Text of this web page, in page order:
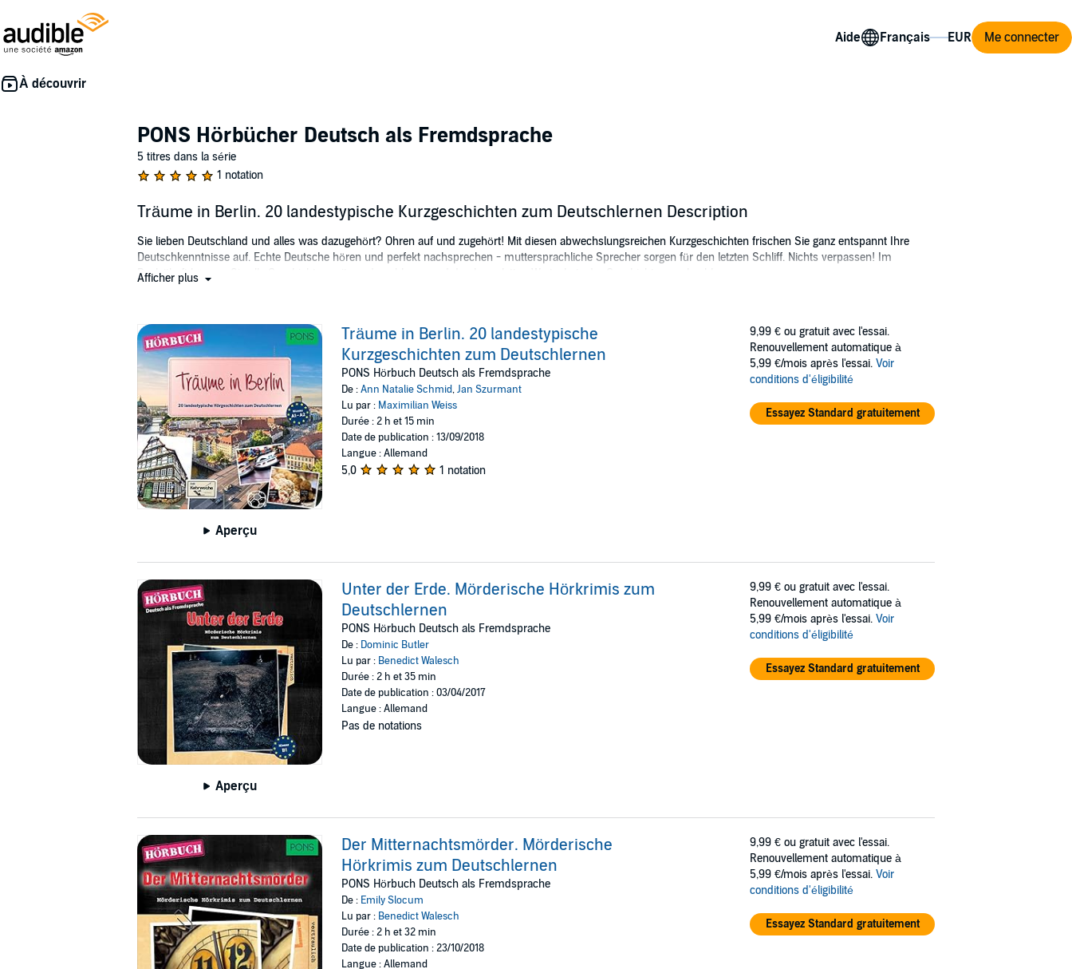
Aide Me connecter
PONS Hörbücher Deutsch als Fremdsprache
5 titres dans la série
1 notation
Träume in Berlin. 20 landestypische Kurzgeschichten zum Deutschlernen Description
Sie lieben Deutschland und alles was dazugehört? Ohren auf und zugehört! Mit diesen abwechslungsreichen Kurzgeschichten frischen Sie ganz entspannt Ihre
Deutschkenntnisse auf. Echte Deutsche hören und perfekt nachsprechen - muttersprachliche Sprecher sorgen für den letzten Schliff. Nichts verpassen! Im
Begleitheft können Sie alle Geschichten mit- und nachlesen und den kompletten Wortschatz der Geschichten nachschlagen.
In deiner Audible-Bibliothek findest du für dieses Hörerlebnis eine PDF-Datei mit zusätzlichem Material.
©2018 PONS GmbH (P)2018 PONS GmbH
Afficher plus
Aperçu
Träume in Berlin. 20 landestypische
Kurzgeschichten zum Deutschlernen
PONS Hörbuch Deutsch als Fremdsprache
De :Ann Natalie Schmid,Jan Szurmant
Lu par : Maximilian Weiss
Durée : 2 h et 15 min
Date de publication : 13/09/2018
Langue : Allemand
5,0 1 notation
9,99 € ou gratuit avec l'essai.
Renouvellement automatique à
5,99 €/mois après l'essai. Voir
conditions d'éligibilité
Essayez Standard gratuitement
Aperçu
Unter der Erde. Mörderische Hörkrimis zum
Deutschlernen
PONS Hörbuch Deutsch als Fremdsprache
De : Dominic Butler
Lu par : Benedict Walesch
Durée : 2 h et 35 min
Date de publication : 03/04/2017
Langue : Allemand
Pas de notations
9,99 € ou gratuit avec l'essai.
Renouvellement automatique à
5,99 €/mois après l'essai. Voir
conditions d'éligibilité
Essayez Standard gratuitement
Der Mitternachtsmörder. Mörderische
Hörkrimis zum Deutschlernen
PONS Hörbuch Deutsch als Fremdsprache
De : Emily Slocum
Lu par : Benedict Walesch
Durée : 2 h et 32 min
Date de publication : 23/10/2018
Langue : Allemand
9,99 € ou gratuit avec l'essai.
Renouvellement automatique à
5,99 €/mois après l'essai. Voir
conditions d'éligibilité
Essayez Standard gratuitement